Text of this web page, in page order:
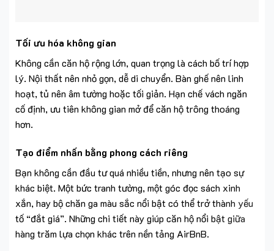
Tối ưu hóa không gian
Không cần căn hộ rộng lớn, quan trọng là cách bố trí hợp
lý. Nội thất nên nhỏ gọn, dễ di chuyển. Bàn ghế nên linh
hoạt, tủ nên âm tường hoặc tối giản. Hạn chế vách ngăn
cố định, ưu tiên không gian mở để căn hộ trông thoáng
hơn.
Tạo điểm nhấn bằng phong cách riêng
Bạn không cần đầu tư quá nhiều tiền, nhưng nên tạo sự
khác biệt. Một bức tranh tường, một góc đọc sách xinh
xắn, hay bộ chăn ga màu sắc nổi bật có thể trở thành yếu
tố “đắt giá”. Những chi tiết này giúp căn hộ nổi bật giữa
hàng trăm lựa chọn khác trên nền tảng AirBnB.